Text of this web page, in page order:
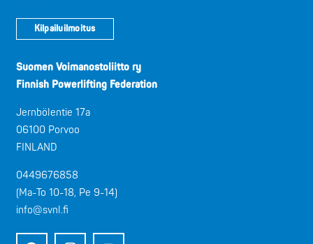
Kilpailuilmoitus
Suomen Voimanostoliitto ry
Finnish Powerlifting Federation
Jernbölentie 17a
06100 Porvoo
FINLAND
0449676858
(Ma-To 10-18, Pe 9-14)
info@svnl.fi